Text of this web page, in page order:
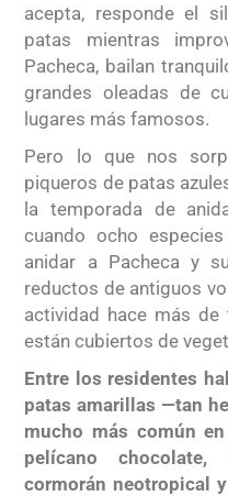
acepta, responde el
patas mientras
Pacheca, bailan
grandes oleadas de
lugares más famosos.
Pero lo que nos
piqueros de patas
la temporada de
cuando ocho
anidar a Pacheca y
reductos de antiguos
actividad hace más
están cubiertos de
Entre los residentes
patas amarillas —tan
mucho más común
pelícano
cormorán neotropical